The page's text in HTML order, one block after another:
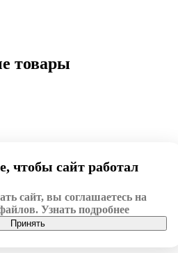
товары
чтобы сайт работал
сайт, вы соглашаетесь на
Узнать подробнее
Принять